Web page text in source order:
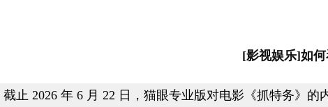
[影视娱乐]如
截止 2026 年 6 月 22 日，猫眼专业版对电影《抓特务》